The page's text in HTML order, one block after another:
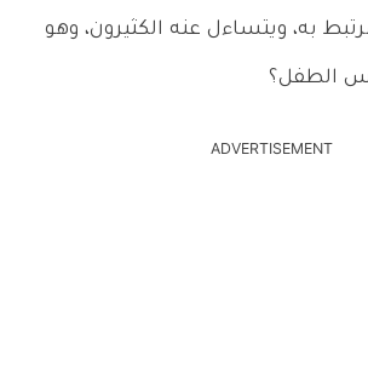
به، ويتساءل عنه الكثيرون، وهو
الطفل؟
ADVERTISEMENT